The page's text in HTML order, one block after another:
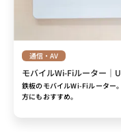
通信・AV
モバイルWi-Fiルーター｜
鉄板のモバイルWi-Fiルーター
方にもおすすめ。